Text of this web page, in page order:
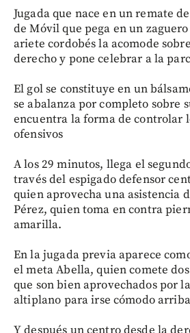
Jugada que nace en un remate
de Móvil que pega en un
ariete cordobés la acomode
derecho y pone celebrar a la
El gol se constituye en un
se abalanza por completo sobre
encuentra la forma de controlar
ofensivos
A los 29 minutos, llega el
través del espigado defensor
quien aprovecha una asistencia
Pérez, quien toma en contra
amarilla.
En la jugada previa aparece
el meta Abella, quien comete
que son bien aprovechados por
altiplano para irse cómodo
Y después un centro desde la